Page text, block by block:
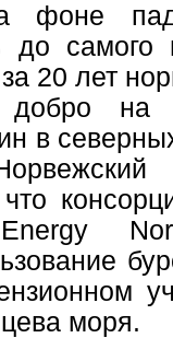
фоне
до самого
20 лет
на
в
моря.